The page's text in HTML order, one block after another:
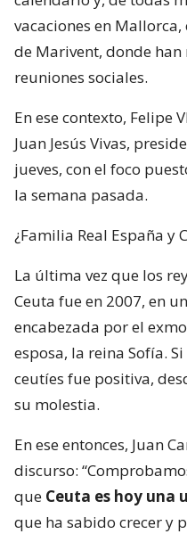
vacaciones en
de Marivent, donde
reuniones sociales.
En ese contexto, Felipe
Juan Jesús Vivas,
jueves, con el foco
la semana pasada.
¿Familia Real España y
La última vez que los
Ceuta fue en 2007, en
encabezada por el
esposa, la reina Sofía.
ceutíes fue positiva,
su molestia.
En ese entonces, Juan
discurso:
que Ceuta es hoy una
que ha sabido crecer y